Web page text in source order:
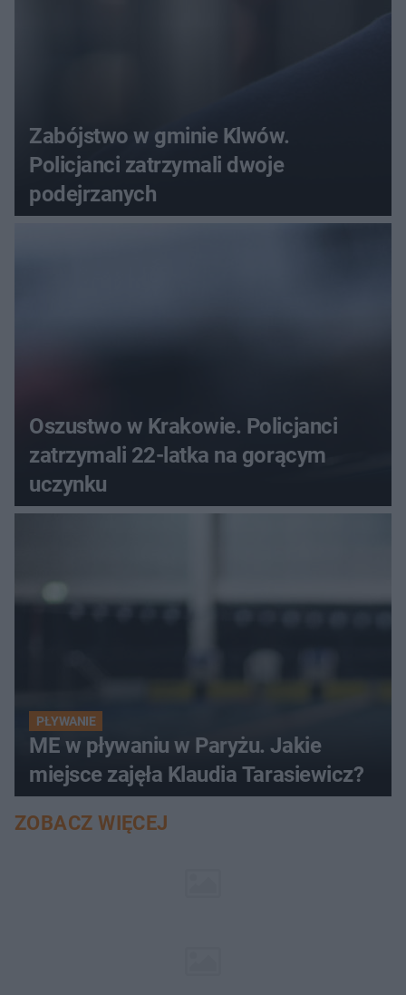
Zabójstwo w gminie Klwów.
Policjanci zatrzymali dwoje
podejrzanych
Oszustwo w Krakowie. Policjanci
zatrzymali 22-latka na gorącym
uczynku
PŁYWANIE
ME w pływaniu w Paryżu. Jakie
miejsce zajęła Klaudia Tarasiewicz?
ZOBACZ WIĘCEJ